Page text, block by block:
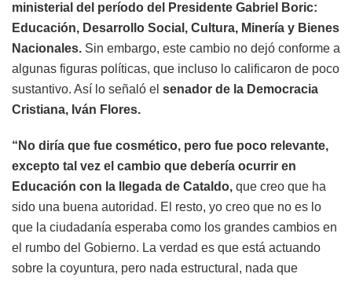
ministerial del período del Presidente Gabriel Boric:
Educación, Desarrollo Social, Cultura, Minería y Bienes
Nacionales. Sin embargo, este cambio no dejó conforme a
algunas figuras políticas, que incluso lo calificaron de poco
sustantivo. Así lo señaló el senador de la Democracia
Cristiana, Iván Flores.
“No diría que fue cosmético, pero fue poco relevante,
excepto tal vez el cambio que debería ocurrir en
Educación con la llegada de Cataldo, que creo que ha
sido una buena autoridad. El resto, yo creo que no es lo
que la ciudadanía esperaba como los grandes cambios en
el rumbo del Gobierno. La verdad es que está actuando
sobre la coyuntura, pero nada estructural, nada que